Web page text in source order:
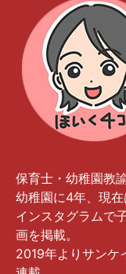
保育士・幼稚園教
幼稚園に4年、現在
インスタグラムで
画を掲載。
2019年よりサンケ